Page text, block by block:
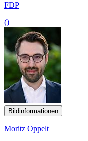
FDP
()
Bildinformationen
Moritz Oppelt